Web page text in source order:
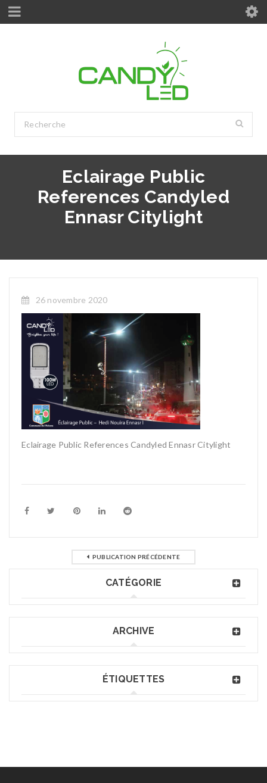
Eclairage Public
References Candyled
Ennasr Citylight
26 novembre 2020
Eclairage Public References Candyled Ennasr Citylight
PUBLICATION PRÉCÉDENTE
CATÉGORIE
ARCHIVE
ÉTIQUETTES